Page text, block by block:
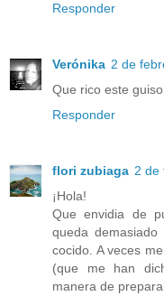
Responder
Verónika 2 de
Que rico este
Responder
flori zubiaga 2 de
¡Hola!
Que envidia de
queda
cocido. A veces
(que me han
manera de